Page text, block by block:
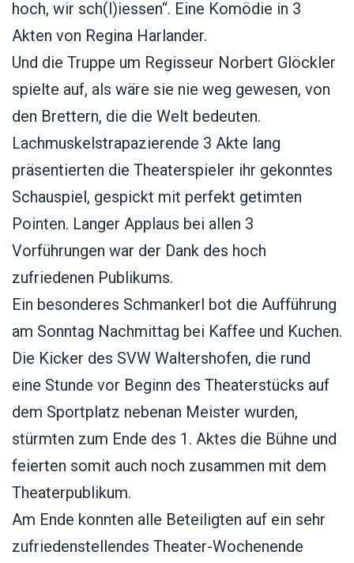
hoch, wir sch(l)iessen“. Eine Komödie in 3
Akten von Regina Harlander.
Und die Truppe um Regisseur Norbert Glöckler
spielte auf, als wäre sie nie weg gewesen, von
den Brettern, die die Welt bedeuten.
Lachmuskelstrapazierende 3 Akte lang
präsentierten die Theaterspieler ihr gekonntes
Schauspiel, gespickt mit perfekt getimten
Pointen. Langer Applaus bei allen 3
Vorführungen war der Dank des hoch
zufriedenen Publikums.
Ein besonderes Schmankerl bot die Aufführung
am Sonntag Nachmittag bei Kaffee und Kuchen.
Die Kicker des SVW Waltershofen, die rund
eine Stunde vor Beginn des Theaterstücks auf
dem Sportplatz nebenan Meister wurden,
stürmten zum Ende des 1. Aktes die Bühne und
feierten somit auch noch zusammen mit dem
Theaterpublikum.
Am Ende konnten alle Beteiligten auf ein sehr
zufriedenstellendes Theater-Wochenende